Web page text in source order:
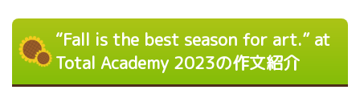
“Fall is the best season for art.” at
Total Academy 2023の作文紹介